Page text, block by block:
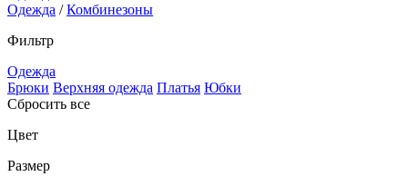
Одежда / Комбинезоны
Фильтр
Одежда
Брюки Верхняя одежда Платья Юбки
Сбросить все
Цвет
Размер